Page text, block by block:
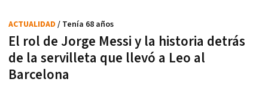
El rol de Jorge Messi y la historia detrás
de la servilleta que llevó a Leo al
Barcelona
ACTUALIDAD / Tenía 68 años